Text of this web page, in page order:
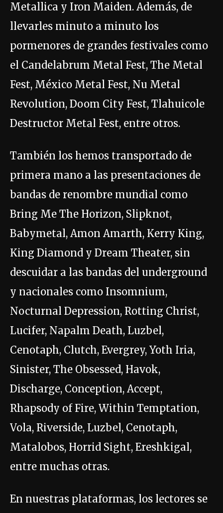
Metallica y Iron Maiden. Además, de
llevarles minuto a minuto los
pormenores de grandes festivales como
el Candelabrum Metal Fest, The Metal
Fest, México Metal Fest, Nu Metal
Revolution, Doom City Fest, Tlahuicole
Destructor Metal Fest, entre otros.
También los hemos transportado de
primera mano a las presentaciones de
bandas de renombre mundial como
Bring Me The Horizon, Slipknot,
Babymetal, Amon Amarth, Kerry King,
King Diamond y Dream Theater, sin
descuidar a las bandas del underground
y nacionales como Insomnium,
Nocturnal Depression, Rotting Christ,
Lucifer, Napalm Death, Luzbel,
Cenotaph, Clutch, Evergrey, Yoth Iria,
Sinister, The Obsessed, Havok,
Discharge, Conception, Accept,
Rhapsody of Fire, Within Temptation,
Vola, Riverside, Luzbel, Cenotaph,
Matalobos, Horrid Sight, Ereshkigal,
entre muchas otras.
En nuestras plataformas, los lectores se